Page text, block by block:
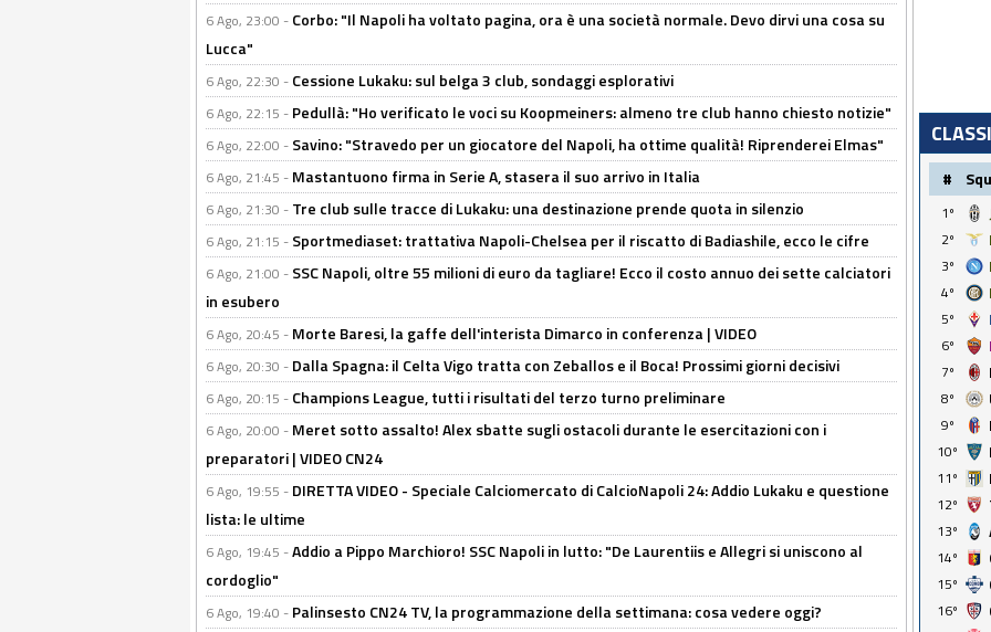
6 Ago, 23:00 - Corbo: "Il Napoli ha voltato pagina, ora è una società normale. Devo dirvi una cosa su
Lucca"
6 Ago, 22:30 - Cessione Lukaku: sul belga 3 club, sondaggi esplorativi
6 Ago, 22:15 - Pedullà: "Ho verificato le voci su Koopmeiners: almeno tre club hanno chiesto notizie"
6 Ago, 22:00 - Savino: "Stravedo per un giocatore del Napoli, ha ottime qualità! Riprenderei Elmas"
6 Ago, 21:45 - Mastantuono firma in Serie A, stasera il suo arrivo in Italia
6 Ago, 21:30 - Tre club sulle tracce di Lukaku: una destinazione prende quota in silenzio
6 Ago, 21:15 - Sportmediaset: trattativa Napoli-Chelsea per il riscatto di Badiashile, ecco le cifre
6 Ago, 21:00 - SSC Napoli, oltre 55 milioni di euro da tagliare! Ecco il costo annuo dei sette calciatori
in esubero
6 Ago, 20:45 - Morte Baresi, la gaffe dell'interista Dimarco in conferenza | VIDEO
6 Ago, 20:30 - Dalla Spagna: il Celta Vigo tratta con Zeballos e il Boca! Prossimi giorni decisivi
6 Ago, 20:15 - Champions League, tutti i risultati del terzo turno preliminare
6 Ago, 20:00 - Meret sotto assalto! Alex sbatte sugli ostacoli durante le esercitazioni con i
preparatori | VIDEO CN24
6 Ago, 19:55 - DIRETTA VIDEO - Speciale Calciomercato di CalcioNapoli 24: Addio Lukaku e questione
lista: le ultime
6 Ago, 19:45 -Addio a Pippo Marchioro! SSC Napoli in lutto: "De Laurentiis e Allegri si uniscono al
cordoglio"
6 Ago, 19:40 - Palinsesto CN24 TV, la programmazione della settimana: cosa vedere oggi?
#
1º
2º
3º
4º
5º
6º
7º
8º
9º
10º
11º
12º
13º
14º
15º
16º